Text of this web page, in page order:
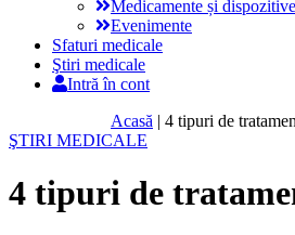
Medicamente și
Evenimente
Sfaturi medicale
Ştiri medicale
Intră în cont
Acasă | 4 tipuri de
ŞTIRI MEDICALE
4 tipuri de